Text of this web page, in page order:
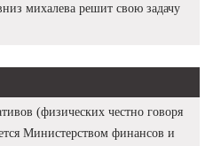
михалева решит свою задачу
(физических честно говоря
Министерством финансов и